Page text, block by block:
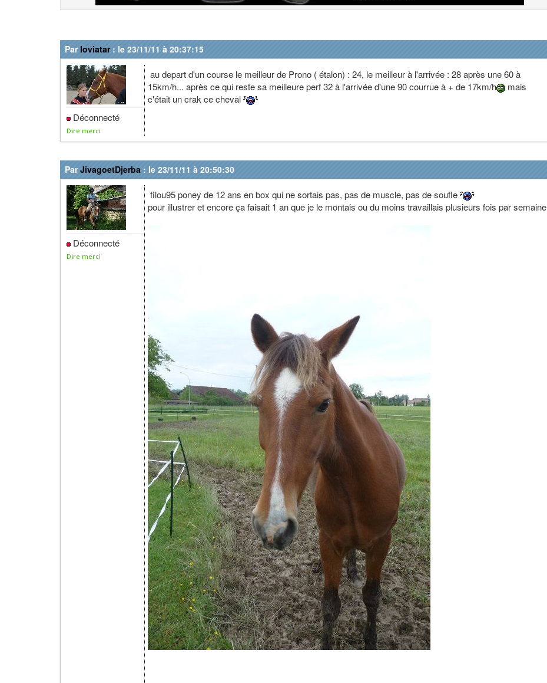
Par loviatar: le 23/11/11 à 20:37:15
Déconnecté
Dire merci
au depart d'un course le meilleur de Prono ( étalon) : 24, le meilleur à l'arrivée : 28 après une 60 à
15km/h... après ce qui reste sa meilleure perf 32 à l'arrivée d'une 90 courrue à + de 17km/h
mais
c'était un crak ce cheval
ParJivagoetDjerba : le 23/11/11 à 20:50:30
Déconnecté
Dire merci
filou95 poney de 12 ans en box qui ne sortais pas, pas de muscle, pas de soufle
pour illustrer et encore ça faisait 1 an que je le montais ou du moins travaillais plusieurs fois par semaine